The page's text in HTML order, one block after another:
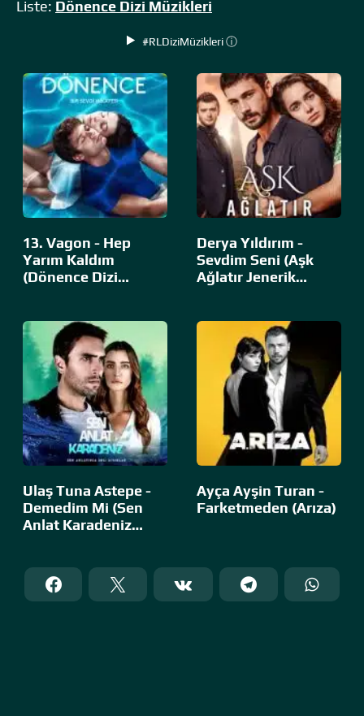
Liste: Dönence Dizi Müzikleri
#RLDiziMüzikleri ⓘ
13. Vagon - Hep
Yarım Kaldım
(Dönence Dizi
Derya Yıldırım -
Sevdim Seni (Aşk
Ağlatır Jenerik
Ulaş Tuna Astepe -
Demedim Mi (Sen
Anlat Karadeniz…
Ayça Ayşin Turan -
Farketmeden (Arıza)